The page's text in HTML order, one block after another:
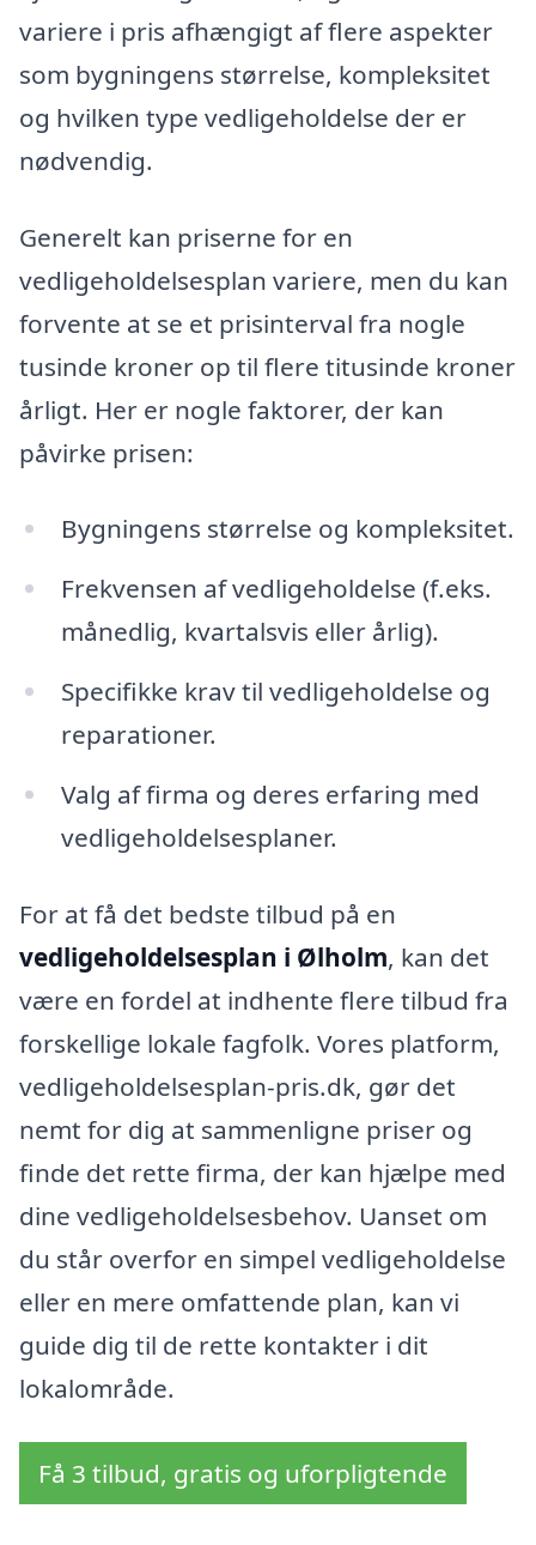
variere i pris afhængigt af flere aspekter
som bygningens størrelse, kompleksitet
og hvilken type vedligeholdelse der er
nødvendig.
Generelt kan priserne for en
vedligeholdelsesplan variere, men du kan
forvente at se et prisinterval fra nogle
tusinde kroner op til flere titusinde kroner
årligt. Her er nogle faktorer, der kan
påvirke prisen:
Bygningens størrelse og kompleksitet.
Frekvensen af vedligeholdelse (f.eks.
månedlig, kvartalsvis eller årlig).
Specifikke krav til vedligeholdelse og
reparationer.
Valg af firma og deres erfaring med
vedligeholdelsesplaner.
For at få det bedste tilbud på en
vedligeholdelsesplan i Ølholm, kan det
være en fordel at indhente flere tilbud fra
forskellige lokale fagfolk. Vores platform,
vedligeholdelsesplan-pris.dk, gør det
nemt for dig at sammenligne priser og
finde det rette firma, der kan hjælpe med
dine vedligeholdelsesbehov. Uanset om
du står overfor en simpel vedligeholdelse
eller en mere omfattende plan, kan vi
guide dig til de rette kontakter i dit
lokalområde.
Få 3 tilbud, gratis og uforpligtende